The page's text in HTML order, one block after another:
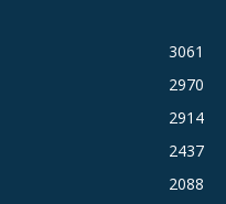
3061
2970
2914
2437
2088